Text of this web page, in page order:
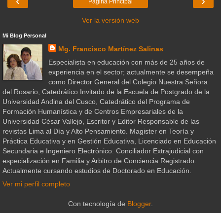
Página Principal
Ver la versión web
Mi Blog Personal
Mg. Francisco Martínez Salinas
Especialista en educación con más de 25 años de
experiencia en el sector; actualmente se desempeña
como Director General del Colegio Nuestra Señora
del Rosario, Catedrático Invitado de la Escuela de Postgrado de la
Universidad Andina del Cusco, Catedrático del Programa de
Formación Humanística y de Centros Empresariales de la
Universidad César Vallejo, Escritor y Editor Responsable de las
revistas Lima al Día y Alto Pensamiento. Magister en Teoría y
Práctica Educativa y en Gestión Educativa, Licenciado en Educación
Secundaria e Ingeniero Electrónico. Conciliador Extrajudicial con
especialización en Familia y Arbitro de Conciencia Registrado.
Actualmente cursando estudios de Doctorado en Educación.
Ver mi perfil completo
Con tecnología de Blogger.